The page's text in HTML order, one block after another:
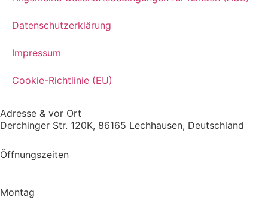
Datenschutzerklärung
Impressum
Cookie-Richtlinie (EU)
Adresse & vor Ort
Derchinger Str. 120K, 86165 Lechhausen, Deutschland
Öffnungszeiten
Montag